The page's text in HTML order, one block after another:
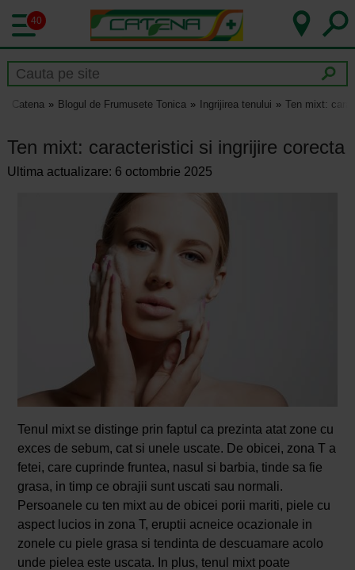
40
Catena Blogul de Frumusete Tonica Ingrijirea tenului Ten mixt:
Ten mixt: caracteristici si ingrijire corecta
Ultima actualizare: 6 octombrie 2025
Tenul mixt se distinge prin faptul ca prezinta atat zone cu
exces de sebum, cat si unele uscate. De obicei, zona T a
fetei, care cuprinde fruntea, nasul si barbia, tinde sa fie
grasa, in timp ce obrajii sunt uscati sau normali.
Persoanele cu ten mixt au de obicei porii mariti, piele cu
aspect lucios in zona T, eruptii acneice ocazionale in
zonele cu piele grasa si tendinta de descuamare acolo
unde pielea este uscata. In plus, tenul mixt poate